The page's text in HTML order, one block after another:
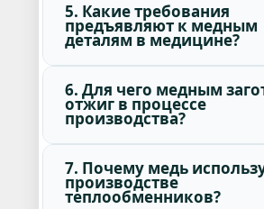
5. Какие требования
предъявляют к медным
деталям в медицине?
6. Для чего медным
отжиг в процессе
производства?
7. Почему медь
производстве
теплообменников?